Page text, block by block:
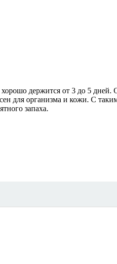
держится от 3 до 5 дней.
для организма и кожи. С
запаха.